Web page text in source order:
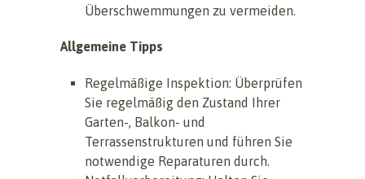
Überschwemmungen zu vermeiden.
Allgemeine Tipps
Regelmäßige Inspektion: Überprüfen
Sie regelmäßig den Zustand Ihrer
Garten-, Balkon- und
Terrassenstrukturen und führen Sie
notwendige Reparaturen durch.